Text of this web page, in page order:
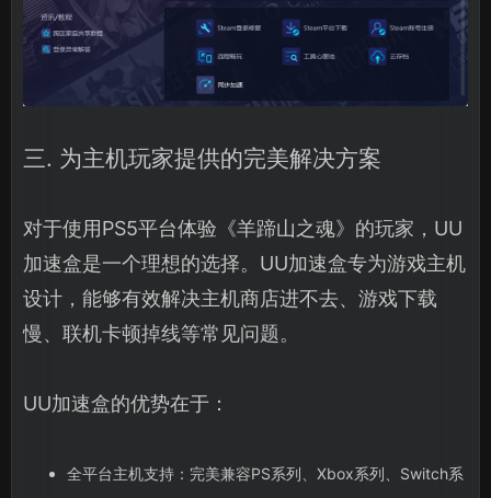
三. 为主机玩家提供的完美解决方案
对于使用PS5平台体验《羊蹄山之魂》的玩家，UU
加速盒是一个理想的选择。UU加速盒专为游戏主机
设计，能够有效解决主机商店进不去、游戏下载
慢、联机卡顿掉线等常见问题。
UU加速盒的优势在于：
全平台主机支持：完美兼容PS系列、Xbox系列、Switch系